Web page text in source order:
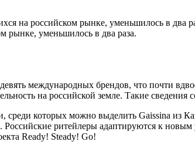
на российском рынке, уменьшилось в два
рынке, уменьшилось в два раза.
международных брендов, что почти
на российской земле. Такие
среди которых можно выделить Gaissina из
ритейлеры адаптируются к
Ready! Steady! Go!